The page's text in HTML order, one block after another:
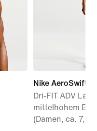
Nike AeroSwift
Dri-FIT ADV
mittelhohem
(Damen, ca. 7,5